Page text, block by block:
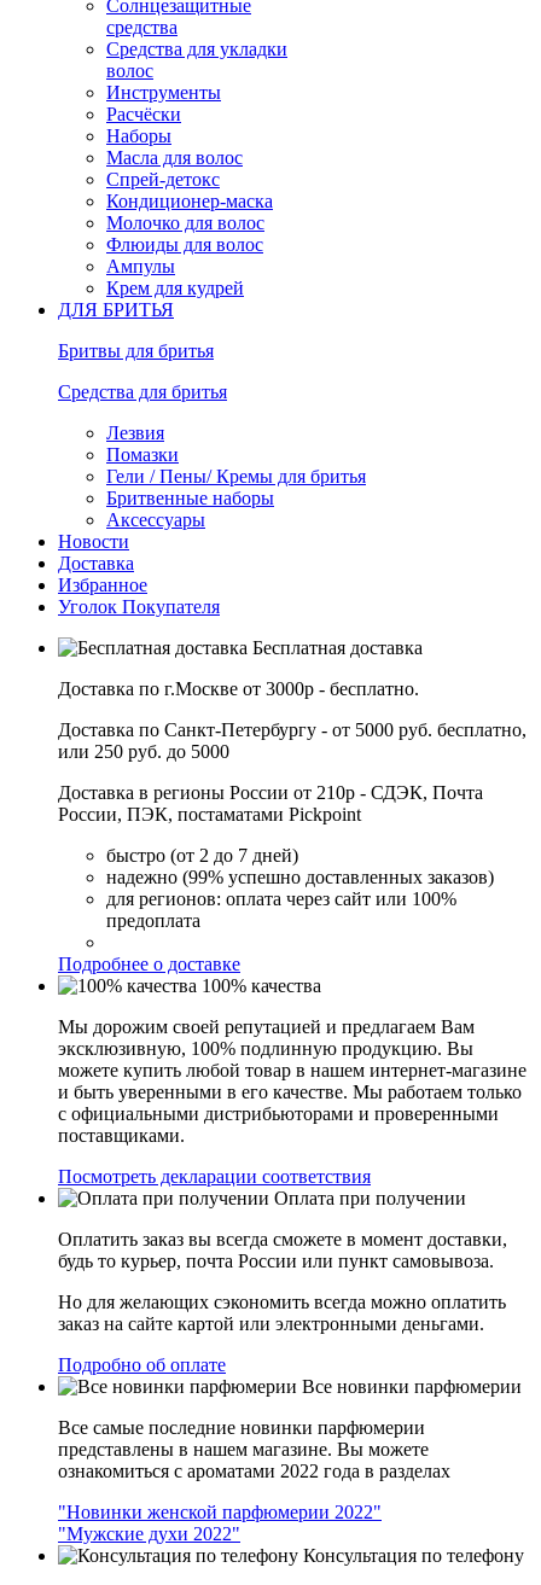
Солнцезащитные
средства
Средства для укладки
волос
Инструменты
Расчёски
Наборы
Масла для волос
Спрей-детокс
Кондиционер-маска
Молочко для волос
Флюиды для волос
Ампулы
Крем для кудрей
ДЛЯ БРИТЬЯ
Бритвы для бритья
Средства для бритья
Лезвия
Помазки
Гели / Пены/ Кремы для бритья
Бритвенные наборы
Аксессуары
Новости
Доставка
Избранное
Уголок Покупателя
Бесплатная доставка
Доставка по г.Москве от 3000р - бесплатно.
Доставка по Санкт-Петербургу - от 5000 руб. бесплатно,
или 250 руб. до 5000
Доставка в регионы России от 210р - СДЭК, Почта
России, ПЭК, постаматами Pickpoint
быстро (от 2 до 7 дней)
надежно (99% успешно доставленных заказов)
для регионов: оплата через сайт или 100%
предоплата
Подробнее о доставке
100% качества
Мы дорожим своей репутацией и предлагаем Вам
эксклюзивную, 100% подлинную продукцию. Вы
можете купить любой товар в нашем интернет-магазине
и быть уверенными в его качестве. Мы работаем только
с официальными дистрибьюторами и проверенными
поставщиками.
Посмотреть декларации соответствия
Оплата при получении
Оплатить заказ вы всегда сможете в момент доставки,
будь то курьер, почта России или пункт самовывоза.
Но для желающих сэкономить всегда можно оплатить
заказ на сайте картой или электронными деньгами.
Подробно об оплате
Все новинки парфюмерии
Все самые последние новинки парфюмерии
представлены в нашем магазине. Вы можете
ознакомиться с ароматами 2022 года в разделах
"Новинки женской парфюмерии 2022"
"Мужские духи 2022"
Консультация по телефону